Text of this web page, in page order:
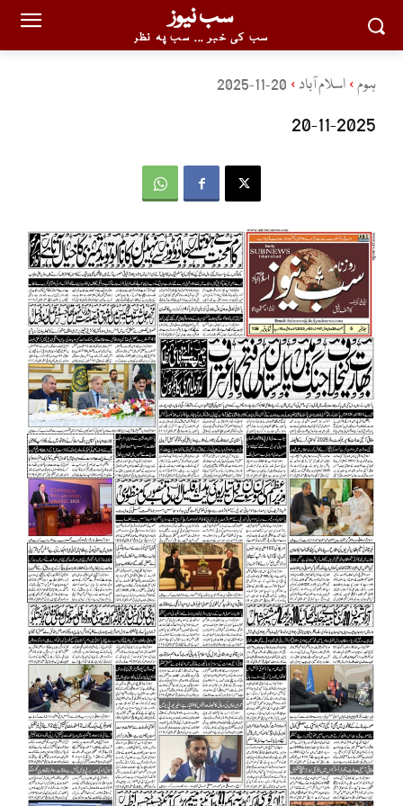
سب نیوز
سب کی خبر ... سب پہ نظر
ہوم اسلام آباد 20-11-2025
20-11-2025